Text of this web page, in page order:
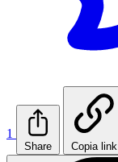
1
Share Copia link